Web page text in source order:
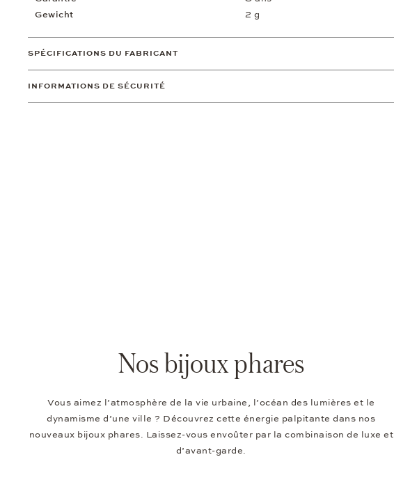
Gewicht
2 g
SPÉCIFICATIONS DU FABRICANT
INFORMATIONS DE SÉCURITÉ
Nos bijoux phares
Vous aimez l’atmosphère de la vie urbaine, l’océan des lumières et le
dynamisme d’une ville ? Découvrez cette énergie palpitante dans nos
nouveaux bijoux phares. Laissez-vous envoûter par la combinaison de luxe et
d’avant-garde.